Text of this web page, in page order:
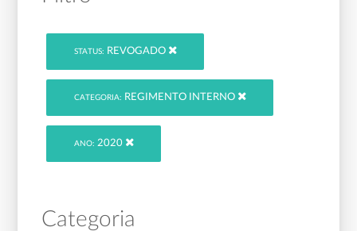
STATUS: REVOGADO
CATEGORIA: REGIMENTO INTERNO
ANO: 2020
Categoria